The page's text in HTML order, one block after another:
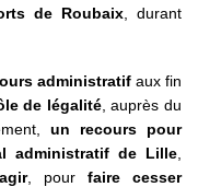
de Roubaix , durant
administratif aux fin
de légalité, auprès du
un recours pour
administratif de Lille
, pourfaire cesser